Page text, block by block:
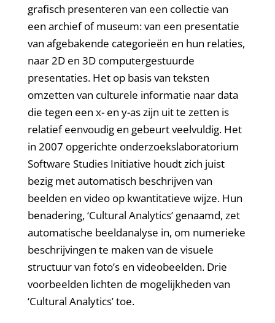
grafisch presenteren van een collectie van
een archief of museum: van een presentatie
van afgebakende categorieën en hun relaties,
naar 2D en 3D computergestuurde
presentaties. Het op basis van teksten
omzetten van culturele informatie naar data
die tegen een x- en y-as zijn uit te zetten is
relatief eenvoudig en gebeurt veelvuldig. Het
in 2007 opgerichte onderzoekslaboratorium
Software Studies Initiative houdt zich juist
bezig met automatisch beschrijven van
beelden en video op kwantitatieve wijze. Hun
benadering, ‘Cultural Analytics’ genaamd, zet
automatische beeldanalyse in, om numerieke
beschrijvingen te maken van de visuele
structuur van foto’s en videobeelden. Drie
voorbeelden lichten de mogelijkheden van
‘Cultural Analytics’ toe.